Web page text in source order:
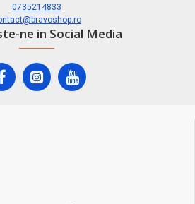
0735214833
ne in Social Media